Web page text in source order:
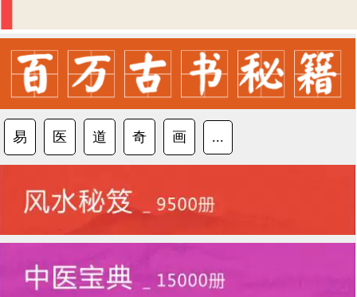
易 医 道 奇 画 ...